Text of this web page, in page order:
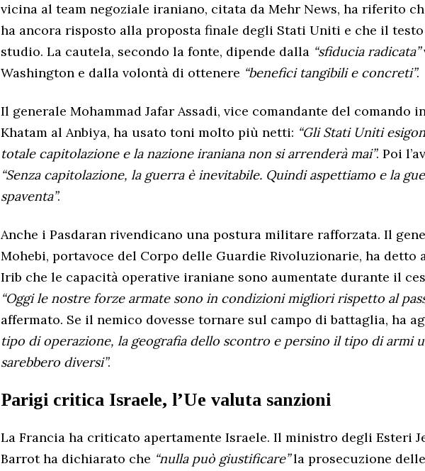
vicina al team negoziale iraniano, citata da Mehr News, ha riferito
ha ancora risposto alla proposta finale degli Stati Uniti e che il
studio. La cautela, secondo la fonte, dipende dalla “sfiducia radicata”
Washington e dalla volontà di ottenere “benefici tangibili e concreti”.
Il generale Mohammad Jafar Assadi, vice comandante del comando
Khatam al Anbiya, ha usato toni molto più netti: “Gli Stati Uniti
totale capitolazione e la nazione iraniana non si arrenderà mai”. Poi
“Senza capitolazione, la guerra è inevitabile. Quindi aspettiamo e la
spaventa”.
Anche i Pasdaran rivendicano una postura militare rafforzata. Il
Mohebi, portavoce del Corpo delle Guardie Rivoluzionarie, ha detto
Irib che le capacità operative iraniane sono aumentate durante il
“Oggi le nostre forze armate sono in condizioni migliori rispetto al
affermato. Se il nemico dovesse tornare sul campo di battaglia, ha
tipo di operazione, la geografia dello scontro e persino il tipo di armi
sarebbero diversi”.
Parigi critica Israele, l’Ue valuta sanzioni
La Francia ha criticato apertamente Israele. Il ministro degli Esteri
Barrot ha dichiarato che “nulla può giustificare”la prosecuzione